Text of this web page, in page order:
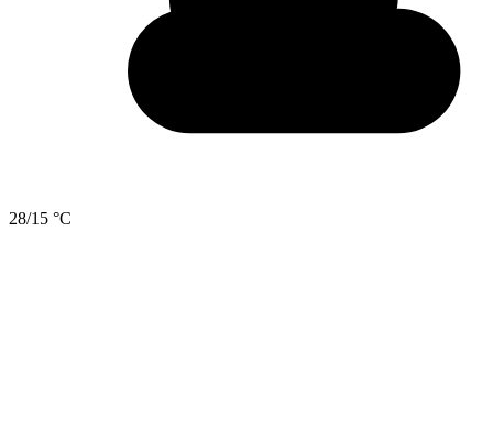
28/15 °C